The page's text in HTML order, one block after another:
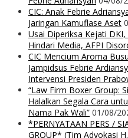
CIC: Anak Febrie
Jaringan Kamuflase Aset
Usai Diperiksa Kejati
Hindari Media, AFPI
CIC Mencium Aroma
Jampidsus Febrie
Intervensi Presiden
“Law Firm Boxer Group:
Halalkan Segala Cara
Nama Pak Wali” 01/08/
*PERNYATAAN PERS /
GROUP* (Tim Advokasi